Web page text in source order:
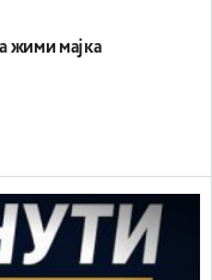
жими мајка